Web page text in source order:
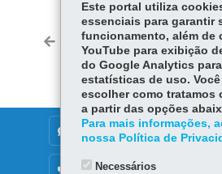
ce
bo
ok
Tw
itt
er
Voltar Início
DENUNCIE CORRUPÇÃO
OUVIDORIA
Este portal utiliza
essenciais para garantir
funcionamento, além de
YouTube para exibição
do Google Analytics
estatísticas de uso.
escolher como tratamos
a partir das opções
Para mais informações,
nossa Política de
Necessários